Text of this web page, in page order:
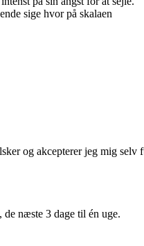
sige hvor på skalaen
og akcepterer jeg mig
de næste 3 dage til én uge.